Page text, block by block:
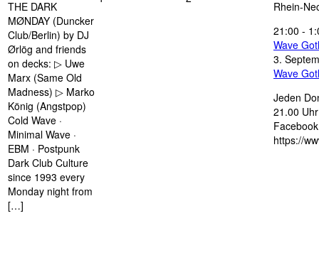
THE DARK
MØNDAY (Duncker
Club/Berlin) by DJ
Ørlög and friends
on decks: ▷ Uwe
Marx (Same Old
Madness) ▷ Marko
König (Angstpop)
Cold Wave ·
Minimal Wave ·
EBM · Postpunk
Dark Club Culture
since 1993 every
Monday night from
[…]
Rhein-
21:00 -
Wave
3.
Wave
Jeden
21.00
https://